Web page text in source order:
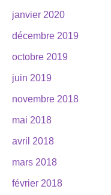
janvier 2020
décembre 2019
octobre 2019
juin 2019
novembre 2018
mai 2018
avril 2018
mars 2018
février 2018